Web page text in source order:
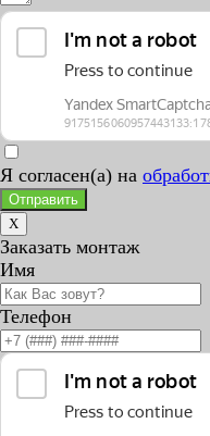
Я согласен(а) на
Отправить
X
Заказать монтаж
Имя
Телефон